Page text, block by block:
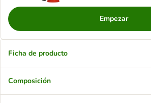
Empezar
Ficha de producto
Composición